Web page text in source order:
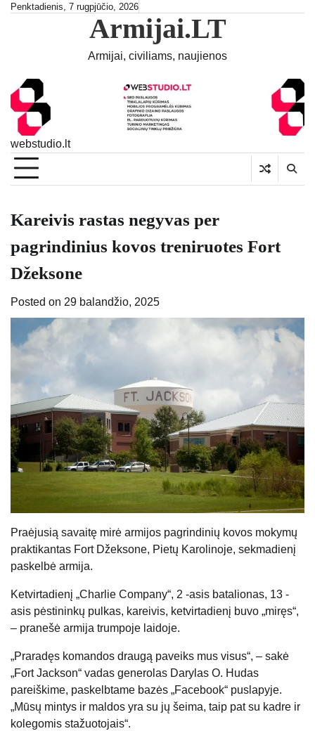
SkipPenktadienis, 7 rugpjūčio, 2026
Armijai.LT
Armijai, civiliams, naujienos
webstudio.lt
Kareivis rastas negyvas per
pagrindinius kovos treniruotes Fort
Džeksone
Posted on 29 balandžio, 2025
Praėjusią savaitę mirė armijos pagrindinių kovos mokymų
praktikantas Fort Džeksone, Pietų Karolinoje, sekmadienį
paskelbė armija.
Ketvirtadienį „Charlie Company“, 2 -asis batalionas, 13 -
asis pėstininkų pulkas, kareivis, ketvirtadienį buvo „miręs“,
– pranešė armija trumpoje laidoje.
„Praradęs komandos draugą paveiks mus visus“, – sakė
„Fort Jackson“ vadas generolas Darylas O. Hudas
pareiškime, paskelbtame bazės „Facebook“ puslapyje.
„Mūsų mintys ir maldos yra su jų šeima, taip pat su kadre ir
kolegomis stažuotojais“.